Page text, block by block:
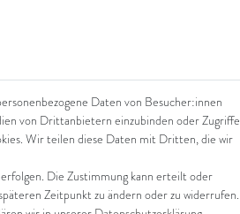
Daten von Besucher:innen
von Drittanbietern einzubinden oder Zugriffe
Wir teilen diese Daten mit Dritten, die wir
Die Zustimmung kann erteilt oder
Zeitpunkt zu ändern oder zu widerrufen.